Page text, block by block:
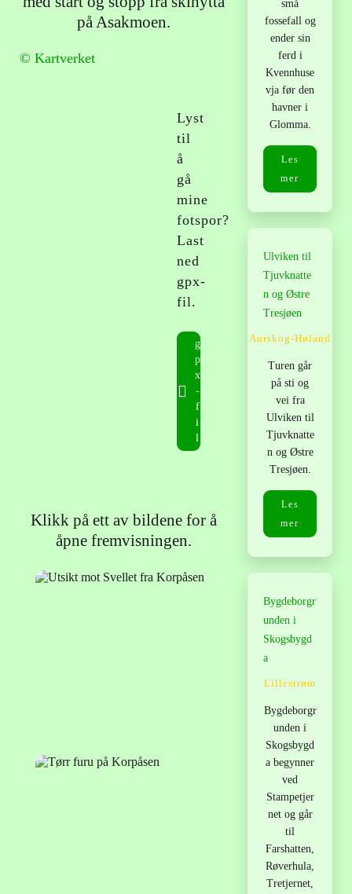
på Asakmoen.
© Kartverket
Lyst
til
å
gå
mine
fotspor?
Last
ned
gpx-
fil.
g
p
x
-
f
i
l
Klikk på ett av bildene for å
åpne fremvisningen.
små
fossefall og
ender sin
ferd i
Kvennhuse
vja før den
havner i
Glomma.
Les
mer
Ulviken til
Tjuvknatte
n og Østre
Tresjøen
Aurskog-Høland
Turen går
på sti og
vei fra
Ulviken til
Tjuvknatte
n og Østre
Tresjøen.
Les
mer
Bygdeborgr
unden i
Skogsbygd
a
Lillestrøm
Bygdeborgr
unden i
Skogsbygd
a begynner
ved
Stampetjer
net og går
til
Farshatten,
Røverhula,
Tretjernet,